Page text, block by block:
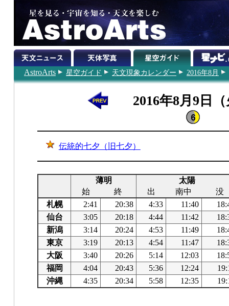
AstroArts 星空ガイド 天文現象カレンダー 2016年8月
2016年8月9日
伝統的七夕（旧七夕）
薄明
太陽
始
終 出 南中
没
札幌
2:41 20:38 4:33 11:40
仙台
3:05 20:18 4:44 11:42
新潟
3:14 20:24 4:53 11:49
東京
3:19 20:13 4:54 11:47
大阪
3:40 20:26 5:14 12:03
福岡
4:04 20:43 5:36 12:24
沖縄
4:35 20:34 5:58 12:35